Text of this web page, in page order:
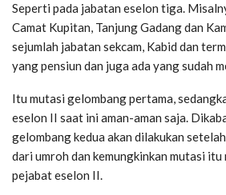
Seperti pada jabatan eselon tiga.
Camat Kupitan, Tanjung Gadang dan
sejumlah jabatan sekcam, Kabid dan
yang pensiun dan juga ada yang sudah
Itu mutasi gelombang pertama,
eselon II saat ini aman-aman saja.
gelombang kedua akan dilakukan
dari umroh dan kemungkinkan mutasi itu
pejabat eselon II.